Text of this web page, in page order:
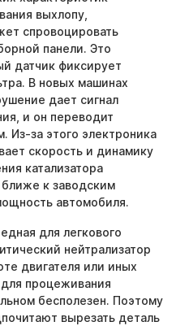
выхлопу,
спровоцировать
панели. Это
датчик фиксирует
В новых машинах
дает сигнал
и он переводит
Из-за этого электроника
скорость и динамику
катализатора
ближе к заводским
автомобиля.
для легкового
нейтрализатор
двигателя или иных
процеживания
бесполезен. Поэтому
вырезать деталь